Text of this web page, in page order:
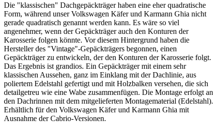
Die "klassischen" Dachgepäckträger haben eine eher quadratische
Form, während unser Volkswagen Käfer und Karmann Ghia nicht
gerade quadratisch genannt werden kann. Es wäre so viel
angenehmer, wenn der Gepäckträger auch den Konturen der
Karosserie folgen könnte. Vor diesem Hintergrund haben die
Hersteller des "Vintage"-Gepäckträgers begonnen, einen
Gepäckträger zu entwickeln, der den Konturen der Karosserie folgt.
Das Ergebnis ist grandios. Ein Gepäckträger mit einem sehr
klassischen Aussehen, ganz im Einklang mit der Dachlinie, aus
poliertem Edelstahl gefertigt und mit Holzbalken versehen, die sich
detailgetreu wie eine Wabe zusammenfügen. Die Montage erfolgt an
den Dachrinnen mit dem mitgelieferten Montagematerial (Edelstahl).
Erhältlich für den Volkswagen Käfer und Karmann Ghia mit
Ausnahme der Cabrio-Versionen.